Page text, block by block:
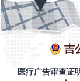
吉
医疗广告审查证